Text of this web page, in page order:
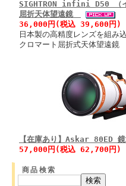
SIGHTRON infini D50 （イ
屈折天体望遠鏡
36,000円(税込 39,600円)
日本製の高精度レンズを組み
クロマート屈折式天体望遠鏡
【在庫あり】Askar 80ED
57,000円(税込 62,700円)
商品検索